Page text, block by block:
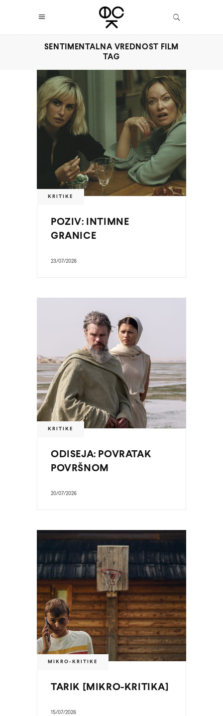
SENTIMENTALNA VREDNOST FILM
TAG
KRITIKE
POZIV: INTIMNE
GRANICE
23/07/2026
KRITIKE
ODISEJA: POVRATAK
POVRŠNOM
20/07/2026
MIKRO-KRITIKE
TARIK [MIKRO-KRITIKA]
15/07/2026